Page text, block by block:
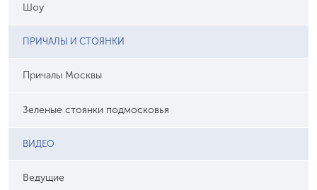
Шоу
ПРИЧАЛЫ И СТОЯНКИ
Причалы Москвы
Зеленые стоянки подмосковья
ВИДЕО
Ведущие